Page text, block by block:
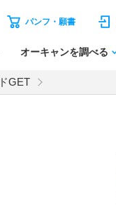
パンフ・願書
オーキャンを調べる
GET